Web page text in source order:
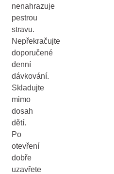
nenahrazuje
pestrou
stravu.
Nepřekračujte
doporučené
denní
dávkování.
Skladujte
mimo
dosah
dětí.
Po
otevření
dobře
uzavřete